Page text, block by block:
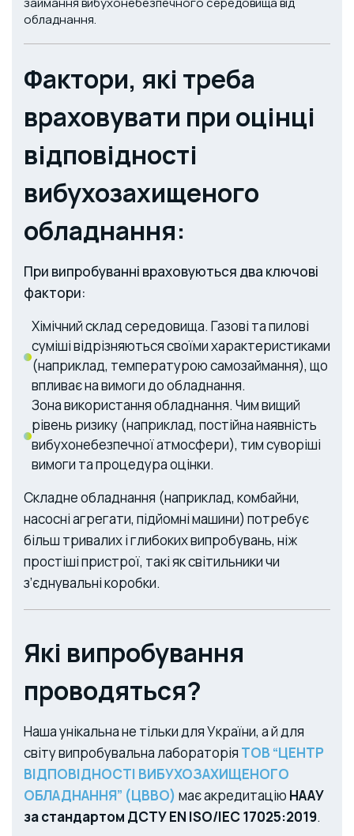
обладнання.
Фактори, які треба
враховувати при оцінці
відповідності
вибухозахищеного
обладнання:
При випробуванні враховуються два ключові
фактори:
Хімічний склад середовища. Газові та пилові
суміші відрізняються своїми характеристиками
(наприклад, температурою самозаймання), що
впливає на вимоги до обладнання.
Зона використання обладнання. Чим вищий
рівень ризику (наприклад, постійна наявність
вибухонебезпечної атмосфери), тим суворіші
вимоги та процедура оцінки.
Складне обладнання (наприклад, комбайни,
насосні агрегати, підйомні машини) потребує
більш тривалих і глибоких випробувань, ніж
простіші пристрої, такі як світильники чи
з’єднувальні коробки.
Які випробування
проводяться?
Наша унікальна не тільки для України, а й для
світу випробувальна лабораторія ТОВ “ЦЕНТР
ВІДПОВІДНОСТІ ВИБУХОЗАХИЩЕНОГО
ОБЛАДНАННЯ” (ЦВВО) має акредитацію НААУ
за стандартом ДСТУ EN ISO/IEC 17025:2019.